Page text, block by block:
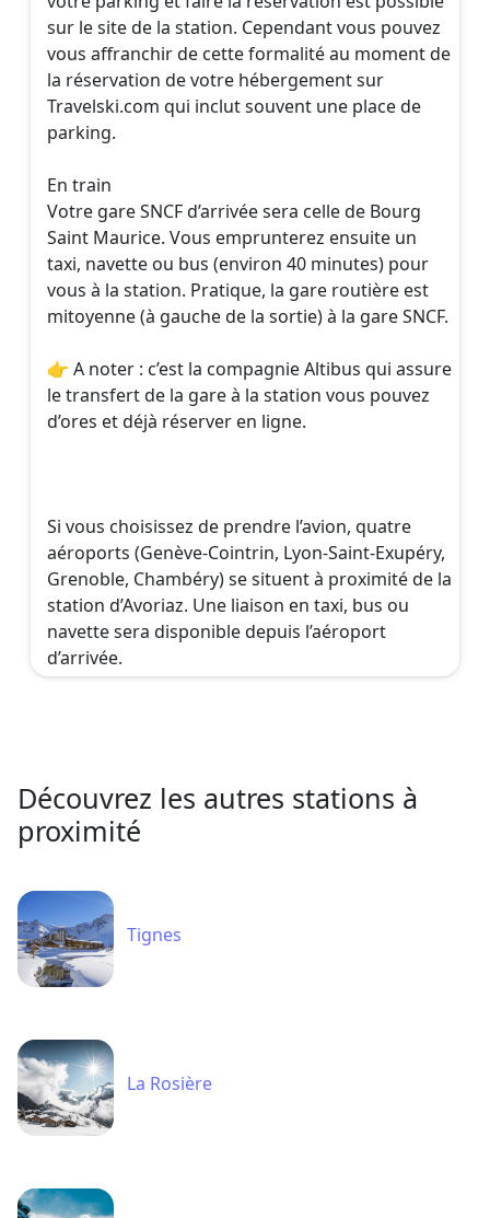
sur le site de la station. Cependant vous pouvez
vous affranchir de cette formalité au moment de
la réservation de votre hébergement sur
Travelski.com qui inclut souvent une place de
parking.
En train
Votre gare SNCF d’arrivée sera celle de Bourg
Saint Maurice. Vous emprunterez ensuite un
taxi, navette ou bus (environ 40 minutes) pour
vous à la station. Pratique, la gare routière est
mitoyenne (à gauche de la sortie) à la gare SNCF.
👉 A noter : c’est la compagnie Altibus qui assure
le transfert de la gare à la station vous pouvez
d’ores et déjà réserver en ligne.
Si vous choisissez de prendre l’avion, quatre
aéroports (Genève-Cointrin, Lyon-Saint-Exupéry,
Grenoble, Chambéry) se situent à proximité de la
station d’Avoriaz. Une liaison en taxi, bus ou
navette sera disponible depuis l’aéroport
d’arrivée.
Découvrez les autres stations à
proximité
Tignes
La Rosière